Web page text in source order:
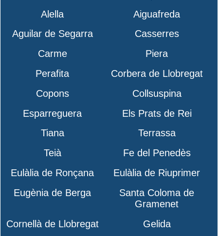
Alella
Aiguafreda
Aguilar de Segarra
Casserres
Carme
Piera
Perafita
Corbera de Llobregat
Copons
Collsuspina
Esparreguera
Els Prats de Rei
Tiana
Terrassa
Teià
Fe del Penedès
Eulàlia de Ronçana
Eulàlia de Riuprimer
Eugènia de Berga
Santa Coloma de
Gramenet
Cornellà de Llobregat
Gelida